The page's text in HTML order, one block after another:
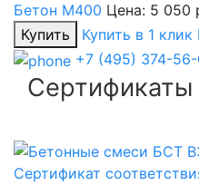
Бетон М400 Цена: 5 050
Купить
Купить в 1 клик
+7 (495) 374-
Сертификаты
Сертификат